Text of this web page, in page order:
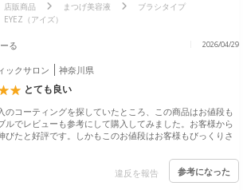
店販商品 まつげ美容液
ブラシタイプ
EYEZ（アイズ）
る 2026/04/29
ックサロン 神奈川県
とても良い
のコーティングを探していたところ、この商品はお値段も
ルでレビューも参考にして購入してみました。お客様から
びたと好評です。しかもこのお値段はお客様もびっくりさ
違反を報告 参考になった